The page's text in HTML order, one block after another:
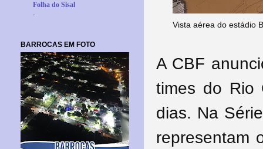
Vista aérea do estádio
A CBF
times do Rio
dias. Na
representam
Folha do Sisal
-
BARROCAS EM FOTO